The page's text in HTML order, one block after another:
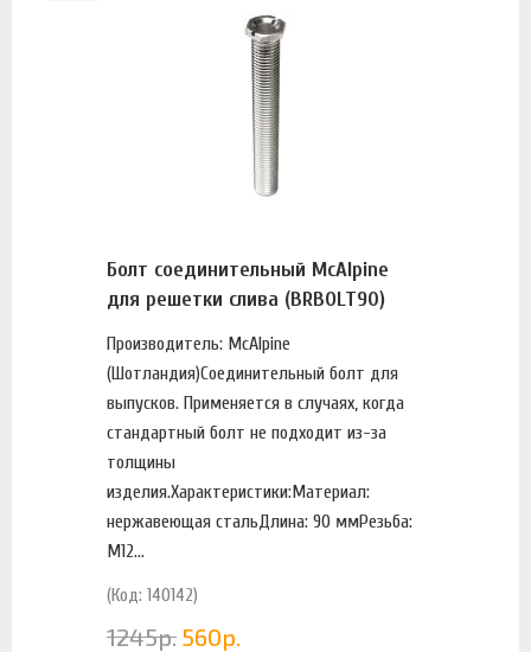
Болт соединительный McAlpine
для решетки слива (BRBOLT90)
Производитель: McAlpine
(Шотландия)Соединительный болт для
выпусков. Применяется в случаях, когда
стандартный болт не подходит из-за
толщины
изделия.Характеристики:Материал:
нержавеющая стальДлина: 90 ммРезьба:
М12...
(Код: 140142)
1245р. 560р.